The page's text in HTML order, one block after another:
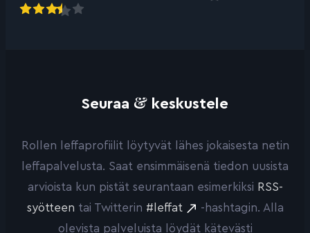
Seuraa & keskustele
Rollen leffaprofiilit löytyvät lähes jokaisesta netin
leffapalvelusta. Saat ensimmäisenä tiedon uusista
arvioista kun pistät seurantaan esimerkiksi RSS-
syötteen tai Twitterin #leffat
-hashtagin. Alla
olevista palveluista löydät kätevästi